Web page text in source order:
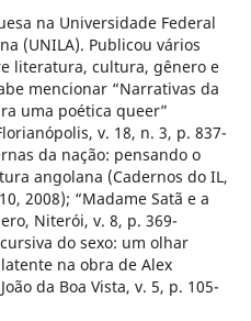
na Universidade Federal
(UNILA). Publicou vários
literatura, cultura, gênero e
mencionar “Narrativas da
uma poética queer”
v. 18, n. 3, p. 837-
da nação: pensando o
angolana (Cadernos do IL,
2008); “Madame Satã e a
Niterói, v. 8, p. 369-
do sexo: um olhar
na obra de Alex
da Boa Vista, v. 5, p. 105-